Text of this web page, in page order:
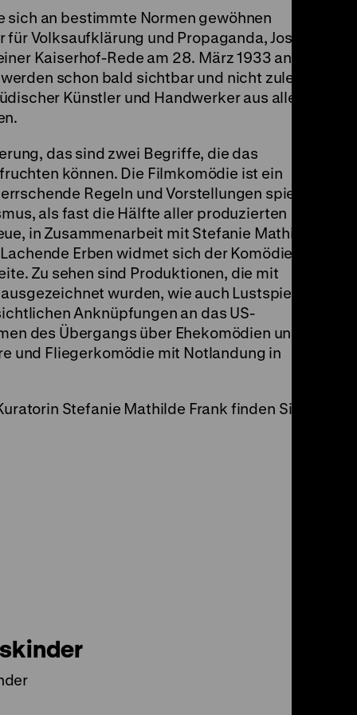
sich an bestimmte Normen gewöhnen
Volksaufklärung und Propaganda, Joseph
Kaiserhof-Rede am 28. März 1933 an. Die
schon bald sichtbar und nicht zuletzt
Künstler und Handwerker aus allen
das sind zwei Begriffe, die das
können. Die Filmkomödie ist ein
Regeln und Vorstellungen spielt.
als fast die Hälfte aller produzierten
in Zusammenarbeit mit Stefanie Mathilde
Erben widmet sich der Komödie im
Zu sehen sind Produktionen, die mit
wurden, wie auch Lustspiele
Anknüpfungen an das US-
des Übergangs über Ehekomödien und
und Fliegerkomödie mit Notlandung in
Stefanie Mathilde Frank finden Sie